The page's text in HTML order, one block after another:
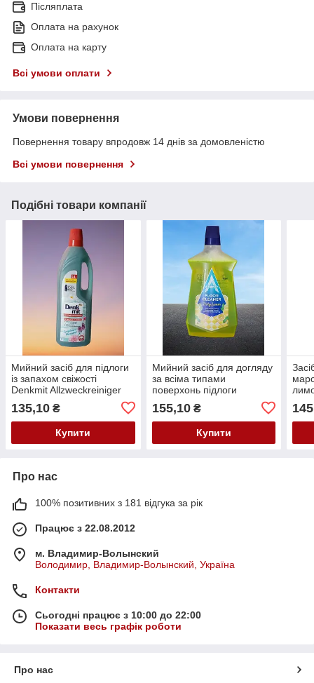
Післяплата
Оплата на рахунок
Оплата на карту
Всі умови оплати
Умови повернення
Повернення товару впродовж 14 днів за домовленістю
Всі умови повернення
Подібні товари компанії
Мийний засіб для підлоги
із запахом свіжості
Denkmit Allzweckreiniger
мл.
135,10 ₴
Купити
Мийний засіб для догляду
за всіма типами
поверхонь підлоги
Astonish Lemon 1000 мл
155,10₴
Купити
Про нас
100% позитивних з 181 відгука за рік
Працює з 22.08.2012
м. Владимир-Волынский
Володимир, Владимир-Волынский, Україна
Контакти
Сьогодні працює з 10:00 до 22:00
Показати весь графік роботи
Про нас